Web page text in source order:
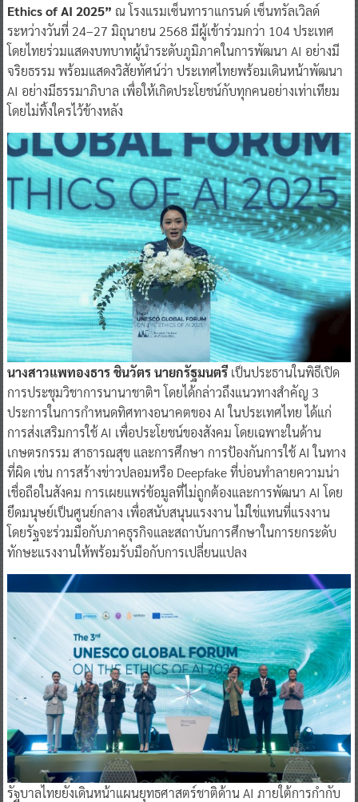
Ethics of AI 2025” ณ โรงแรมเซ็นทาราแกรนด์ เซ็นทรัลเวิลด์
ระหว่างวันที่ 24–27 มิถุนายน 2568 มีผู้เข้าร่วมกว่า 104 ประเทศ
โดยไทยร่วมแสดงบทบาทผู้นำระดับภูมิภาคในการพัฒนา AI อย่างมี
จริยธรรม พร้อมแสดงวิสัยทัศน์ว่า ประเทศไทยพร้อมเดินหน้าพัฒนา
AI อย่างมีธรรมาภิบาล เพื่อให้เกิดประโยชน์กับทุกคนอย่างเท่าเทียม
โดยไม่ทิ้งใครไว้ข้างหลัง
นางสาวแพทองธาร ชินวัตร นายกรัฐมนตรีเป็นประธานในพิธีเปิด
การประชุมวิชาการนานาชาติฯ โดยได้กล่าวถึงแนวทางสำคัญ 3
ประการในการกำหนดทิศทางอนาคตของ AI ในประเทศไทย ได้แก่
การส่งเสริมการใช้ AI เพื่อประโยชน์ของสังคม โดยเฉพาะในด้าน
เกษตรกรรม สาธารณสุข และการศึกษา การป้องกันการใช้ AI ในทาง
ที่ผิด เช่น การสร้างข่าวปลอมหรือ Deepfake ที่บ่อนทำลายความน่า
เชื่อถือในสังคม การเผยแพร่ข้อมูลที่ไม่ถูกต้องและการพัฒนา AI โดย
ยึดมนุษย์เป็นศูนย์กลาง เพื่อสนับสนุนแรงงาน ไม่ใช่แทนที่แรงงาน
โดยรัฐจะร่วมมือกับภาคธุรกิจและสถาบันการศึกษาในการยกระดับ
ทักษะแรงงานให้พร้อมรับมือกับการเปลี่ยนแปลง
รัฐบาลไทยยังเดินหน้าแผนยุทธศาสตร์ชาติด้าน AI ภายใต้การกำกับ